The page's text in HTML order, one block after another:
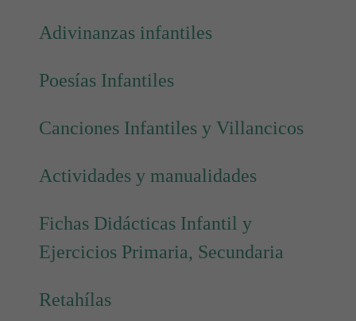
Adivinanzas infantiles
Poesías Infantiles
Canciones Infantiles y Villancicos
Actividades y manualidades
Fichas Didácticas Infantil y
Ejercicios Primaria, Secundaria
Retahílas